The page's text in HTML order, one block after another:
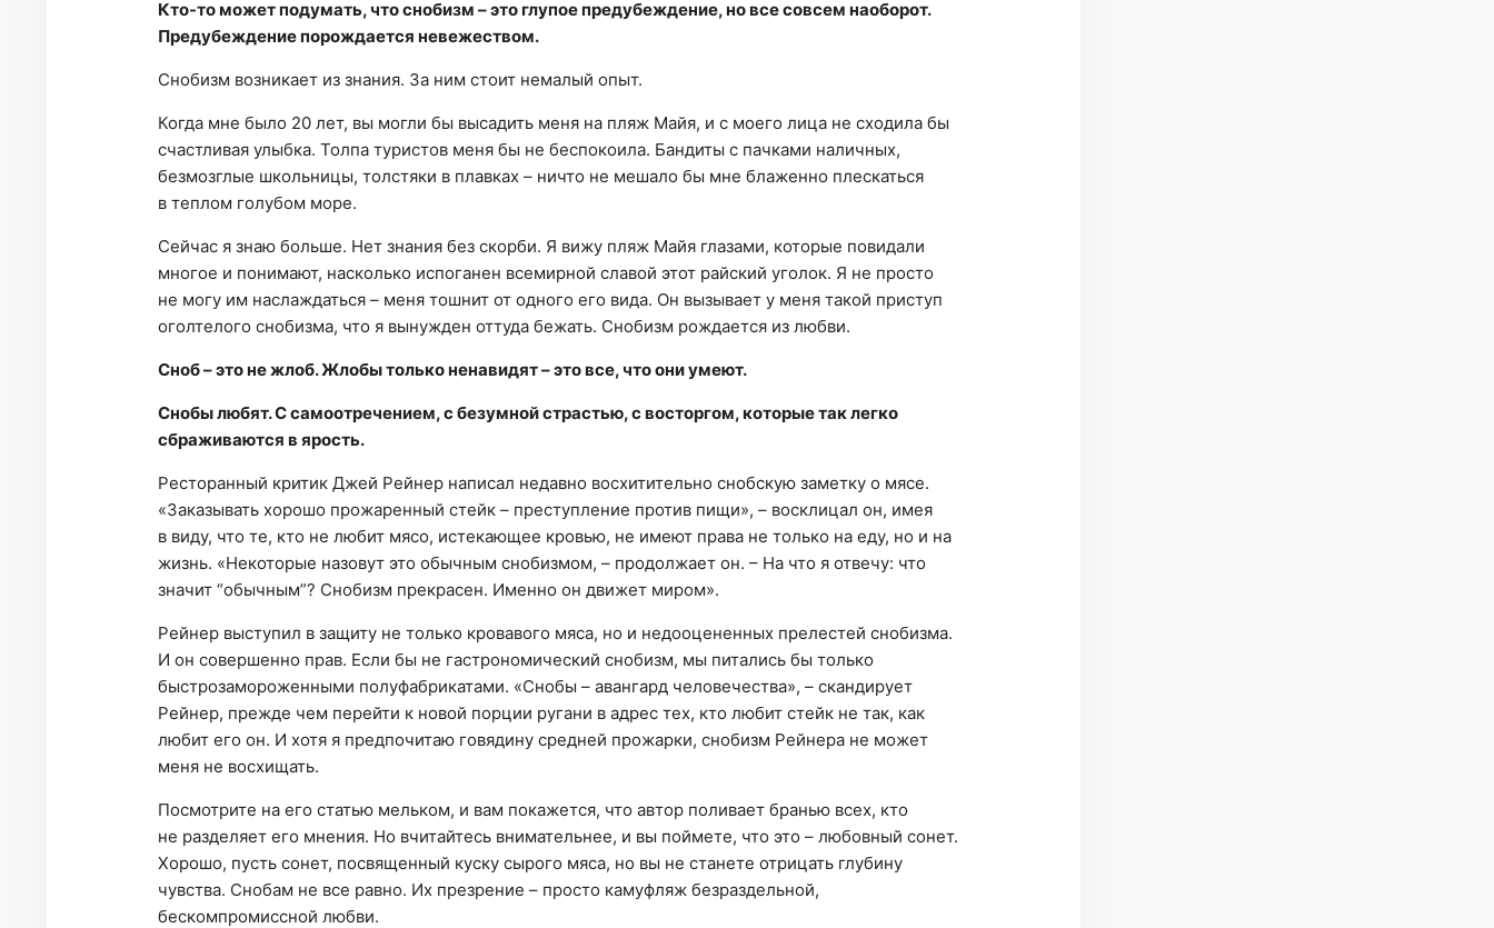
Кто-то может подумать, что снобизм – это глупое предубеждение, но все совсем наоборот.
Предубеждение порождается невежеством.
Снобизм возникает из знания. За ним стоит немалый опыт.
Когда мне было 20 лет, вы могли бы высадить меня на пляж Майя, и с моего лица не сходила бы
счастливая улыбка. Толпа туристов меня бы не беспокоила. Бандиты с пачками наличных,
безмозглые школьницы, толстяки в плавках – ничто не мешало бы мне блаженно плескаться
в теплом голубом море.
Сейчас я знаю больше. Нет знания без скорби. Я вижу пляж Майя глазами, которые повидали
многое и понимают, насколько испоганен всемирной славой этот райский уголок. Я не просто
не могу им наслаждаться – меня тошнит от одного его вида. Он вызывает у меня такой приступ
оголтелого снобизма, что я вынужден оттуда бежать. Снобизм рождается из любви.
Сноб – это не жлоб. Жлобы только ненавидят – это все, что они умеют.
Снобы любят. С самоотречением, с безумной страстью, с восторгом, которые так легко
сбраживаются в ярость.
Ресторанный критик Джей Рейнер написал недавно восхитительно снобскую заметку о мясе.
«Заказывать хорошо прожаренный стейк – преступление против пищи», – восклицал он, имея
в виду, что те, кто не любит мясо, истекающее кровью, не имеют права не только на еду, но и на
жизнь. «Некоторые назовут это обычным снобизмом, – продолжает он. – На что я отвечу: что
значит “обычным”? Снобизм прекрасен. Именно он движет миром».
Рейнер выступил в защиту не только кровавого мяса, но и недооцененных прелестей снобизма.
И он совершенно прав. Если бы не гастрономический снобизм, мы питались бы только
быстрозамороженными полуфабрикатами. «Снобы – авангард человечества», – скандирует
Рейнер, прежде чем перейти к новой порции ругани в адрес тех, кто любит стейк не так, как
любит его он. И хотя я предпочитаю говядину средней прожарки, снобизм Рейнера не может
меня не восхищать.
Посмотрите на его статью мельком, и вам покажется, что автор поливает бранью всех, кто
не разделяет его мнения. Но вчитайтесь внимательнее, и вы поймете, что это – любовный сонет.
Хорошо, пусть сонет, посвященный куску сырого мяса, но вы не станете отрицать глубину
чувства. Снобам не все равно. Их презрение – просто камуфляж безраздельной,
бескомпромиссной любви.